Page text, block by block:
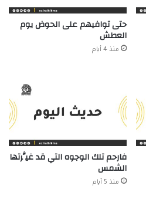
حتى توافيهم على الحوض يوم
العطش
منذ 4 أيام
فارحم تلك الوجوه التي قد غيَّرتها
الشمس
منذ 5 أيام